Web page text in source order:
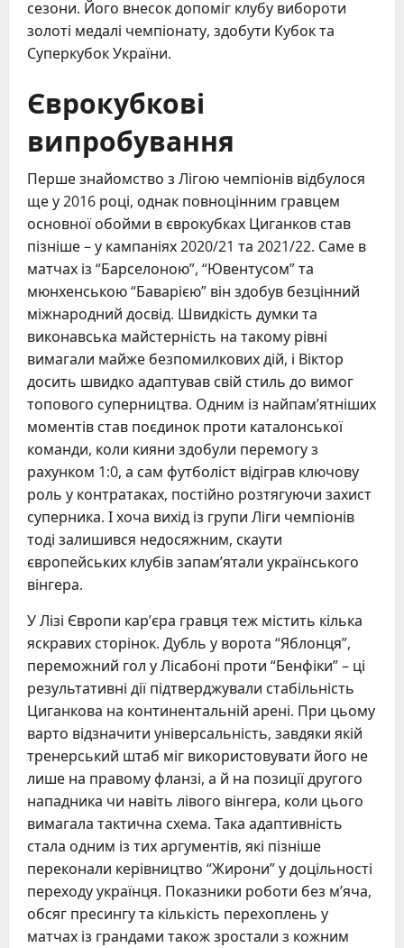
сезони. Його внесок допоміг клубу вибороти
золоті медалі чемпіонату, здобути Кубок та
Суперкубок України.
Єврокубкові
випробування
Перше знайомство з Лігою чемпіонів відбулося
ще у 2016 році, однак повноцінним гравцем
основної обойми в єврокубках Циганков став
пізніше – у кампаніях 2020/21 та 2021/22. Саме в
матчах із “Барселоною”, “Ювентусом” та
мюнхенською “Баварією” він здобув безцінний
міжнародний досвід. Швидкість думки та
виконавська майстерність на такому рівні
вимагали майже безпомилкових дій, і Віктор
досить швидко адаптував свій стиль до вимог
топового суперництва. Одним із найпам’ятніших
моментів став поєдинок проти каталонської
команди, коли кияни здобули перемогу з
рахунком 1:0, а сам футболіст відіграв ключову
роль у контратаках, постійно розтягуючи захист
суперника. І хоча вихід із групи Ліги чемпіонів
тоді залишився недосяжним, скаути
європейських клубів запам’ятали українського
вінгера.
У Лізі Європи кар’єра гравця теж містить кілька
яскравих сторінок. Дубль у ворота “Яблонця”,
переможний гол у Лісабоні проти “Бенфіки” – ці
результативні дії підтверджували стабільність
Циганкова на континентальній арені. При цьому
варто відзначити універсальність, завдяки якій
тренерський штаб міг використовувати його не
лише на правому фланзі, а й на позиції другого
нападника чи навіть лівого вінгера, коли цього
вимагала тактична схема. Така адаптивність
стала одним із тих аргументів, які пізніше
переконали керівництво “Жирони” у доцільності
переходу українця. Показники роботи без м’яча,
обсяг пресингу та кількість перехоплень у
матчах із грандами також зростали з кожним